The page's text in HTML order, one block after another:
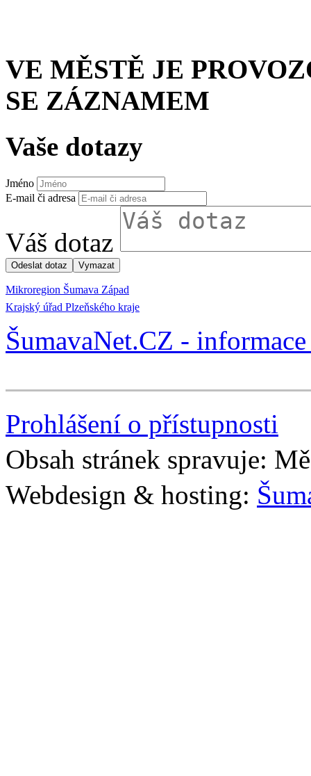
VE MĚSTĚ JE
SE ZÁZNAMEM
Vaše dotazy
Jméno
E-mail či adresa
Váš dotaz
Mikroregion Šumava Západ
Krajský úřad Plzeňského kraje
ŠumavaNet.CZ -
Prohlášení o přístupnosti
Obsah stránek spravuje:
Webdesign & hosting: